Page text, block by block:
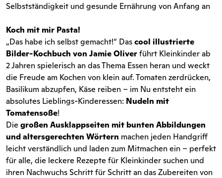
Selbstständigkeit und gesunde Ernährung von Anfang an
Koch mit mir Pasta!
„Das habe ich selbst gemacht!“ Dascool illustrierte
Bilder-Kochbuch von Jamie Oliverführt Kleinkinder ab
2 Jahren spielerisch an das Thema Essen heran und weckt
die Freude am Kochen von klein auf. Tomaten zerdrücken,
Basilikum abzupfen, Käse reiben – im Nu entsteht ein
absolutes Lieblings-Kinderessen: Nudeln mit
Tomatensoße!
Die großen Ausklappseiten mit bunten Abbildungen
und altersgerechten Wörtern machen jeden Handgriff
leicht verständlich und laden zum Mitmachen ein – perfekt
für alle, die leckere Rezepte für Kleinkinder suchen und
ihren Nachwuchs Schritt für Schritt an das Zubereiten von